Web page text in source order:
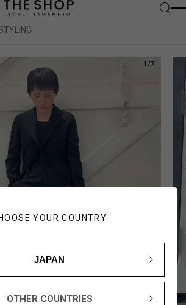
YOUR COUNTRY
JAPAN
OTHER COUNTRIES
1 /7